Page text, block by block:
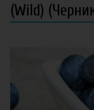
(Wild)